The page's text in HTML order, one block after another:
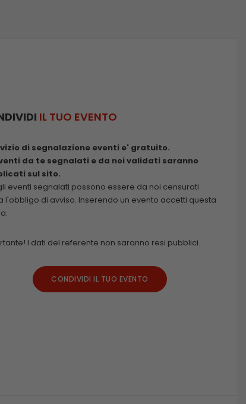
IL TUO EVENTO
di segnalazione eventi e' gratuito.
da te segnalati e da noi validati saranno
sul sito.
eventi segnalati possono essere da noi censurati
l'obbligo di avviso. Inserendo un evento accetti questa
I dati del referente non saranno resi pubblici.
CONDIVIDI IL TUO EVENTO